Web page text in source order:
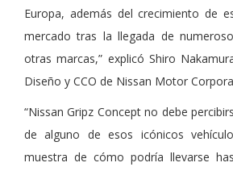
Europa, además del crecimiento de
mercado tras la llegada de
otras marcas,” explicó Shiro
Diseño y CCO de Nissan Motor
“Nissan Gripz Concept no debe
de alguno de esos icónicos
muestra de cómo podría llevarse